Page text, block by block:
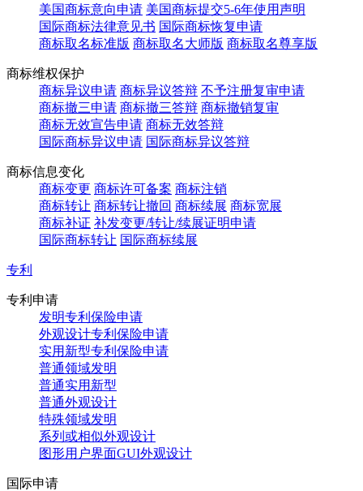
美国商标意向申请 美国商标提交5-6年使用声明
国际商标法律意见书 国际商标恢复申请
商标取名标准版 商标取名大师版 商标取名尊享版
商标维权保护
商标异议申请 商标异议答辩 不予注册复审申请
商标撤三申请 商标撤三答辩 商标撤销复审
商标无效宣告申请 商标无效答辩
国际商标异议申请 国际商标异议答辩
商标信息变化
商标变更 商标许可备案 商标注销
商标转让 商标转让撤回 商标续展 商标宽展
商标补证 补发变更/转让/续展证明申请
国际商标转让 国际商标续展
专利
专利申请
发明专利保险申请
外观设计专利保险申请
实用新型专利保险申请
普通领域发明
普通实用新型
普通外观设计
特殊领域发明
系列或相似外观设计
图形用户界面GUI外观设计
国际申请